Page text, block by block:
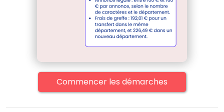
Commencer les démarches